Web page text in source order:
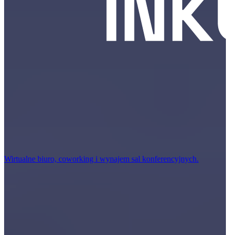
Wirtualne biuro, coworking i wynajem sal konferencyjnych.